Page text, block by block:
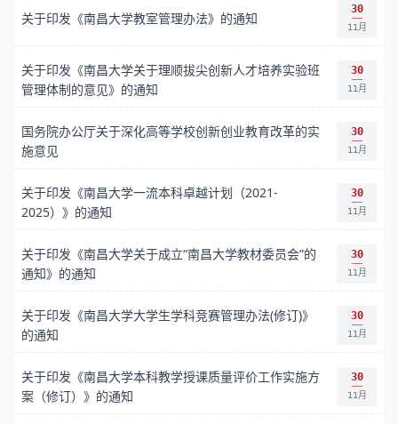
关于印发《南昌大学教室管理办法》的通知
30
11月
关于印发《南昌大学关于理顺拔尖创新人才培养实验班
管理体制的意见》的通知
30
11月
国务院办公厅关于深化高等学校创新创业教育改革的实
施意见
30
11月
关于印发《南昌大学一流本科卓越计划（2021-
2025）》的通知
30
11月
关于印发《南昌大学关于成立“南昌大学教材委员会”的
通知》的通知
30
11月
关于印发《南昌大学大学生学科竞赛管理办法(修订)》
的通知
30
11月
关于印发《南昌大学本科教学授课质量评价工作实施方
案（修订）》的通知
30
11月